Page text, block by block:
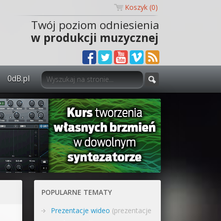
Koszyk (0)
Twój poziom odniesienia
w produkcji muzycznej
0dB.pl
0dB.pl - informacje
Newsletter
Materiały dla mediów
Archiwum aktualności
POPULARNE TEMATY
Prezentacje wideo (prezentacje